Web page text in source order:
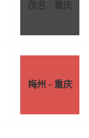
茂名 - 重庆
梅州 - 重庆